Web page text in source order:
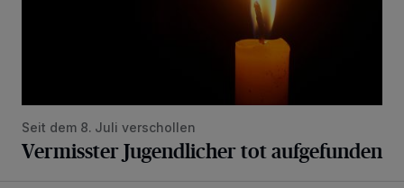
Seit dem 8. Juli verschollen
Vermisster Jugendlicher tot aufgefunden